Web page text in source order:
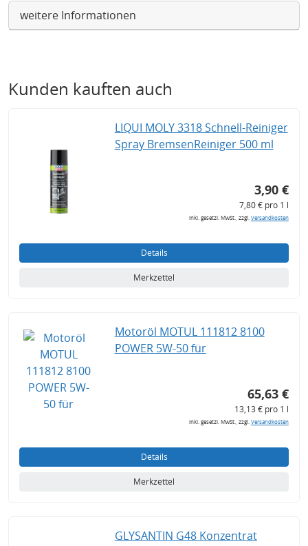
weitere Informationen
Kunden kauften auch
LIQUI MOLY 3318 Schnell-Reiniger
Spray BremsenReiniger 500 ml
3,90 €
7,80 € pro 1 l
inkl. gesetzl. MwSt., zzgl.Versandkosten
Details
Merkzettel
Motoröl MOTUL 111812 8100
POWER 5W-50 für
65,63 €
13,13 € pro 1 l
inkl. gesetzl. MwSt., zzgl.Versandkosten
Details
Merkzettel
GLYSANTIN G48 Konzentrat